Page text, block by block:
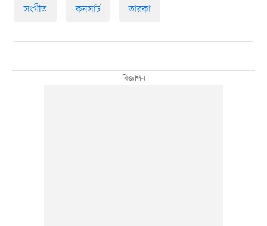
সংগীত কনসার্ট তারকা